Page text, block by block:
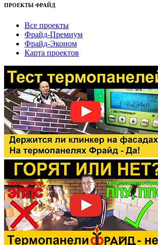
ПРОЕКТЫ ФРАЙД
Все проекты
Фрайд-Премиум
Фрайд-Эконом
Карта проектов